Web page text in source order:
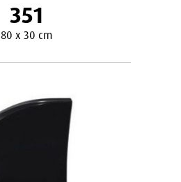
351
80 x 30 cm